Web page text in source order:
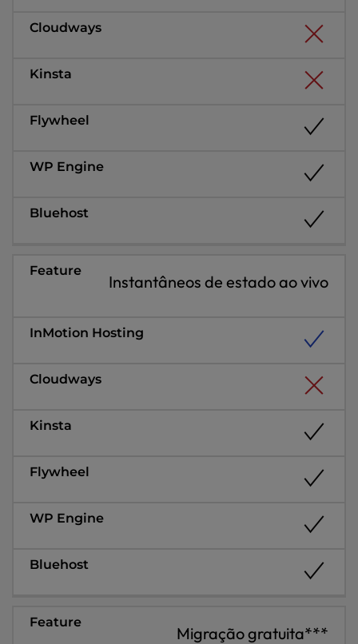
Instantâneos de estado ao vivo
Migração gratuita***